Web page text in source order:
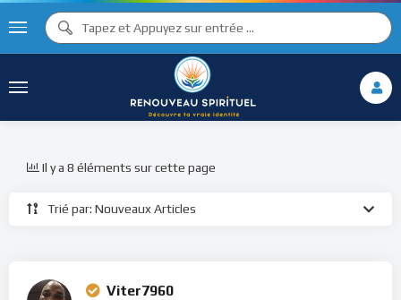
Trié par: Nouveaux Articles
Il y a 8 éléments sur cette page
Viter7960